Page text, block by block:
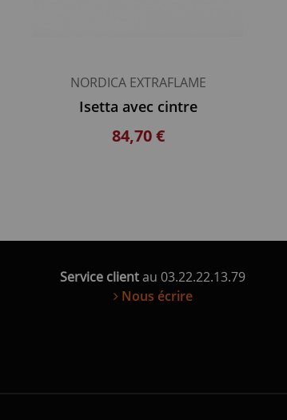
NORDICA EXTRAFLAME
Isetta avec cintre
84,70 €
Service clientau 03.22.22.13.79
Nous écrire